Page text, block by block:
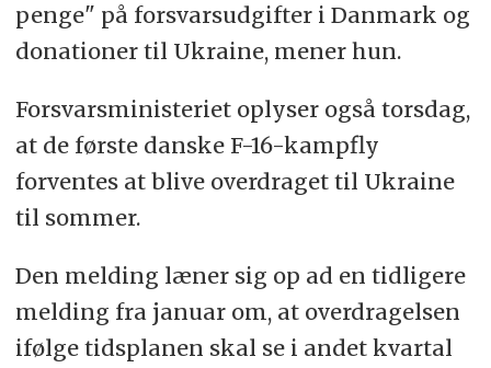
penge" på forsvarsudgifter i Danmark og
donationer til Ukraine, mener hun.
Forsvarsministeriet oplyser også torsdag,
at de første danske F-16-kampfly
forventes at blive overdraget til Ukraine
til sommer.
Den melding læner sig op ad en tidligere
melding fra januar om, at overdragelsen
ifølge tidsplanen skal se i andet kvartal